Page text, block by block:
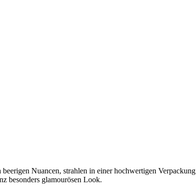
Nuancen, strahlen in einer hochwertigen
besonders glamourösen Look.